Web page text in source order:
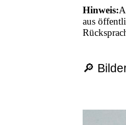
Hinweis:
aus
🔎